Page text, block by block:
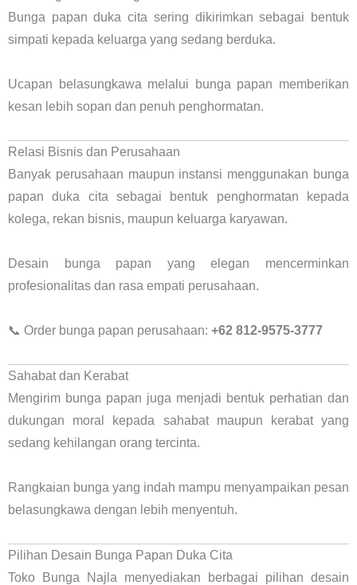
Bunga papan duka cita sering dikirimkan sebagai bentuk
simpati kepada keluarga yang sedang berduka.
Ucapan belasungkawa melalui bunga papan memberikan
kesan lebih sopan dan penuh penghormatan.
Relasi Bisnis dan Perusahaan
Banyak perusahaan maupun instansi menggunakan bunga
papan duka cita sebagai bentuk penghormatan kepada
kolega, rekan bisnis, maupun keluarga karyawan.
Desain bunga papan yang elegan mencerminkan
profesionalitas dan rasa empati perusahaan.
📞 Order bunga papan perusahaan: +62 812-9575-3777
Sahabat dan Kerabat
Mengirim bunga papan juga menjadi bentuk perhatian dan
dukungan moral kepada sahabat maupun kerabat yang
sedang kehilangan orang tercinta.
Rangkaian bunga yang indah mampu menyampaikan pesan
belasungkawa dengan lebih menyentuh.
Pilihan Desain Bunga Papan Duka Cita
Toko Bunga Najla menyediakan berbagai pilihan desain